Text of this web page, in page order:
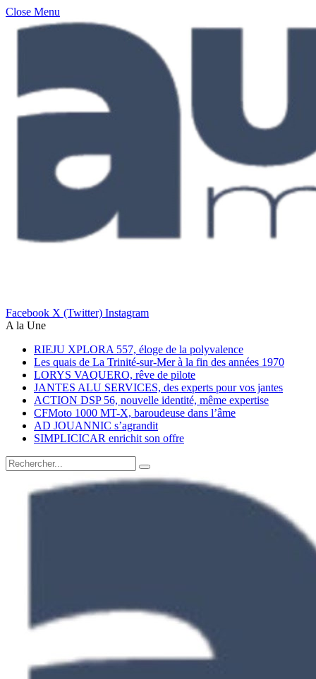
Close Menu
Facebook X (Twitter) Instagram
A la Une
RIEJU XPLORA 557, éloge de la polyvalence
Les quais de La Trinité-sur-Mer à la fin des années 1970
LORYS VAQUERO, rêve de pilote
JANTES ALU SERVICES, des experts pour vos jantes
ACTION DSP 56, nouvelle identité, même expertise
CFMoto 1000 MT-X, baroudeuse dans l’âme
AD JOUANNIC s’agrandit
SIMPLICICAR enrichit son offre